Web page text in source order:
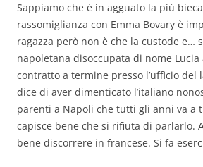
Sappiamo che è in agguato la più
rassomiglianza con Emma Bovary è
ragazza però non è che la custode e…
napoletana disoccupata di nome Lucia
contratto a termine presso l’ufficio del
dice di aver dimenticato l’italiano
parenti a Napoli che tutti gli anni va a
capisce bene che si rifiuta di parlarlo.
bene discorrere in francese. Si fa